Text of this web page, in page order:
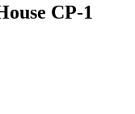
CP-1